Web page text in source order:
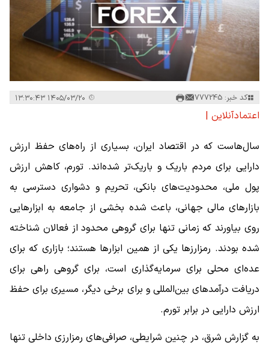
کد خبر: 777245
اعتمادآنلاین |
سال‌هاست که در اقتصاد ایران، بسیاری از راه‌های حفظ ارزش
دارایی برای مردم باریک‌ و باریک‌تر شده‌اند. تورم، کاهش ارزش
پول ملی، محدودیت‌های بانکی، تحریم و دشواری دسترسی به
بازارهای مالی جهانی، باعث شده بخشی از جامعه به ابزارهایی
روی بیاورند که زمانی تنها برای گروهی محدود از فعالان شناخته
شده بودند. رمزارزها یکی از همین ابزارها هستند؛ بازاری که برای
عده‌ای محلی برای سرمایه‌گذاری است، برای گروهی راهی برای
دریافت درآمدهای بین‌المللی و برای برخی دیگر، مسیری برای حفظ
ارزش دارایی در برابر تورم.
به گزارش شرق، در چنین شرایطی، صرافی‌های رمزارزی داخلی تنها